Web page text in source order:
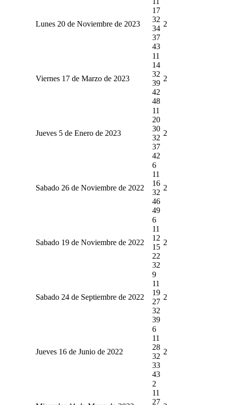
Lunes 20 de Noviembre de 2023
17
32
34
37
43
2
Viernes 17 de Marzo de 2023
11
14
32
39
42
48
2
Jueves 5 de Enero de 2023
11
20
30
32
37
42
2
Sabado 26 de Noviembre de 2022
6
11
16
32
46
49
2
Sabado 19 de Noviembre de 2022
6
11
12
15
22
32
2
Sabado 24 de Septiembre de 2022
9
11
19
27
32
39
2
Jueves 16 de Junio de 2022
6
11
28
32
33
43
2
2
11
27